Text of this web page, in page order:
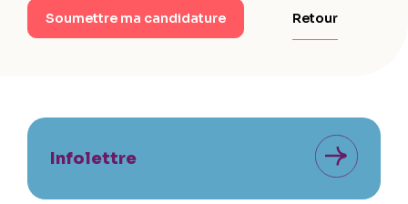
Soumettre ma candidature Retour
Infolettre